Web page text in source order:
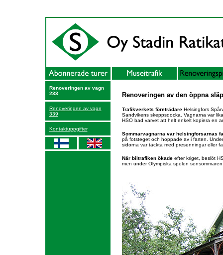
Renoveringen av vagn
233
Renoveringen av vagn
339
Kontaktuppgifter
Renoveringen av den öppna
Trafikverkets företrädareHelsingfors
Sandvikens skeppsdocka. Vagnarna var
HSO bad varvet att helt enkelt kopiera en
Sommarvagnarna var helsingforsarnas
på fotsteget och hoppade av i farten.
sidorna var täckta med presenningar eller
När biltrafiken ökadeefter kriget, beslöt
men under Olympiska spelen